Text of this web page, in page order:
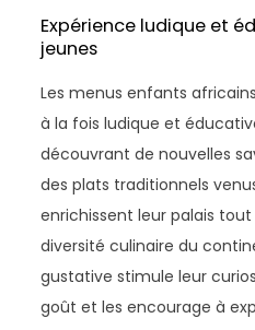
Expérience ludique et
jeunes
Les menus enfants
à la fois ludique et
découvrant de nouvelles
des plats traditionnels
enrichissent leur palais
diversité culinaire du
gustative stimule leur
goût et les encourage à